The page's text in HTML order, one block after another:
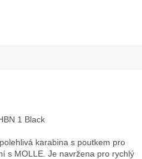
1 Black
karabina s poutkem pro
s MOLLE. Je navržena pro rychlý